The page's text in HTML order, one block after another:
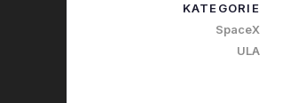
KATEGORIE
SpaceX
ULA